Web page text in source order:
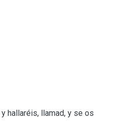
hallaréis, llamad, y se os